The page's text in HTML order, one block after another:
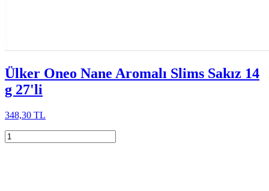
Ülker Oneo Nane Aromalı Slims Sakız 14
g 27'li
348,30 TL